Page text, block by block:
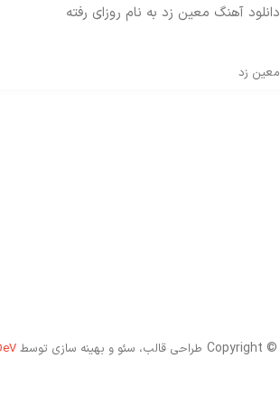
دانلود آهنگ معین زد به نام روزای رفته
معین زد
Copyright © طراحی قالب، سئو و بهینه سازی توسط